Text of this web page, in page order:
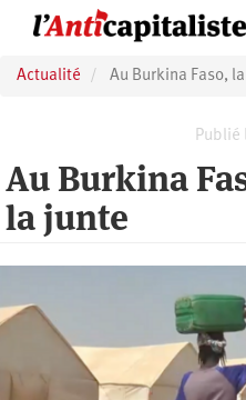
principal
Actualité Au Burkina Faso,
Publié
Au Burkina
la junte